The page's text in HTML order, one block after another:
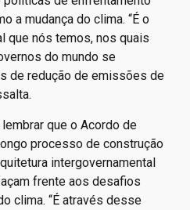
que tratados multilaterais
são a principal forma de
políticas de enfrentamento
a mudança do clima. “É o
do mundo se
de redução de emissões de
que o Acordo de